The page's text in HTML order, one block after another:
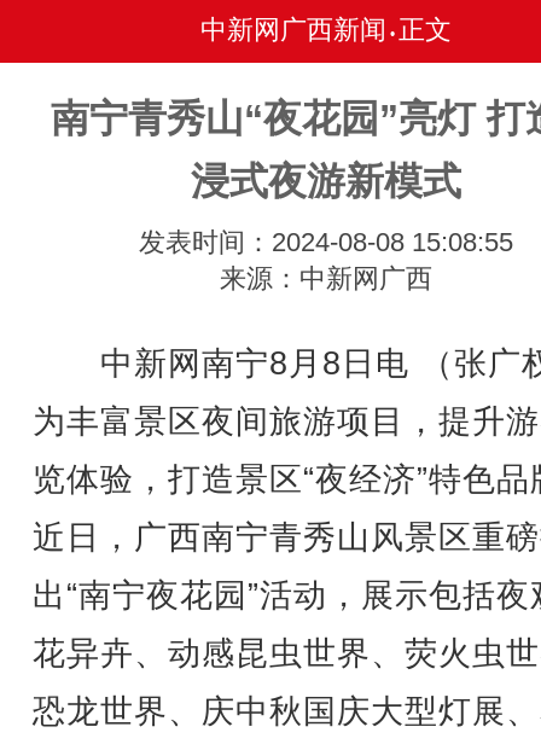
中新网广西新闻 • 正文
南宁青秀山“夜花园”亮灯 打
浸式夜游新模式
发表时间：2024-08-08 15:08:55
来源：中新网广西
中新网南宁8月8日电 （张广
为丰富景区夜间旅游项目，提升
览体验，打造景区“夜经济”特色品
近日，广西南宁青秀山风景区重
出“南宁夜花园”活动，展示包括夜
花异卉、动感昆虫世界、荧火虫
恐龙世界、庆中秋国庆大型灯展